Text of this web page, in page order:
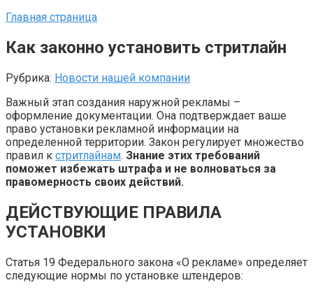
Главная страница
Как законно установить стритлайн
Рубрика: Новости нашей компании
Важный этап создания наружной рекламы –
оформление документации. Она подтверждает ваше
право установки рекламной информации на
определенной территории. Закон регулирует множество
правил к стритлайнам. Знание этих требований
поможет избежать штрафа и не волноваться за
правомерность своих действий.
ДЕЙСТВУЮЩИЕ ПРАВИЛА
УСТАНОВКИ
Статья 19 Федерального закона «О рекламе» определяет
следующие нормы по установке штендеров: